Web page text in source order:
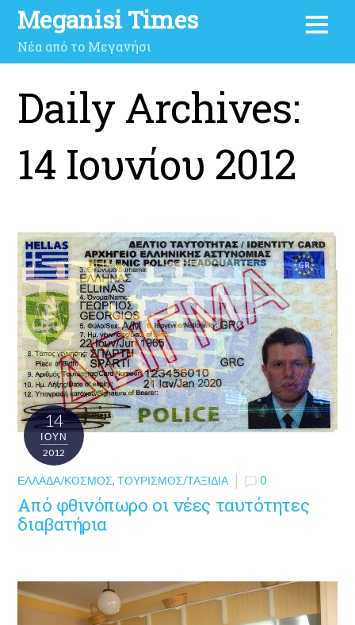
Meganisi Times
Νέα από το Μεγανήσι
Daily Archives:
14 Ιουνίου 2012
14
ΙΟΎΝ
2012
ΕΛΛΆΔΑ/ΚΌΣΜΟΣ,ΤΟΥΡΙΣΜΌΣ/ΤΑΞΊΔΙΑ 0
Από φθινόπωρο οι νέες ταυτότητες
διαβατήρια